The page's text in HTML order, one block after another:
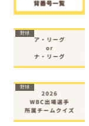
野球
野球